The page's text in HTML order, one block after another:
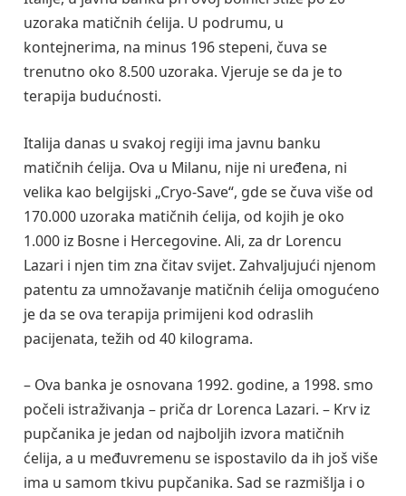
uzoraka matičnih ćelija. U podrumu, u
kontejnerima, na minus 196 stepeni, čuva se
trenutno oko 8.500 uzoraka. Vjeruje se da je to
terapija budućnosti.
Italija danas u svakoj regiji ima javnu banku
matičnih ćelija. Ova u Milanu, nije ni uređena, ni
velika kao belgijski „Cryo-Save“, gde se čuva više od
170.000 uzoraka matičnih ćelija, od kojih je oko
1.000 iz Bosne i Hercegovine. Ali, za dr Lorencu
Lazari i njen tim zna čitav svijet. Zahvaljujući njenom
patentu za umnožavanje matičnih ćelija omogućeno
je da se ova terapija primijeni kod odraslih
pacijenata, težih od 40 kilograma.
– Ova banka je osnovana 1992. godine, a 1998. smo
počeli istraživanja – priča dr Lorenca Lazari. – Krv iz
pupčanika je jedan od najboljih izvora matičnih
ćelija, a u međuvremenu se ispostavilo da ih još više
ima u samom tkivu pupčanika. Sad se razmišlja i o